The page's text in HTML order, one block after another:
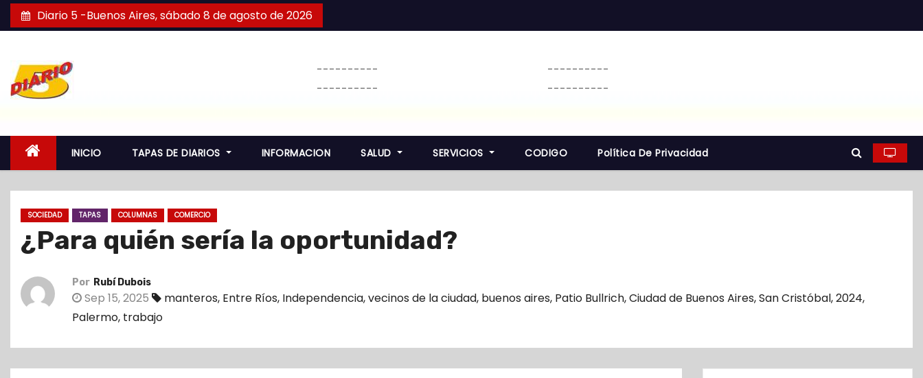
a
Diario 5 -Buenos Aires, sábado 8 de agosto de 2026
----------
----------
----------
----------
INICIO TAPAS DE DIARIOS INFORMACION SALUD SERVICIOS CODIGO Política De Privacidad
SOCIEDAD TAPAS COLUMNAS COMERCIO
¿Para quién sería la oportunidad?
Por Rubí Dubois
Sep 15, 2025 manteros, Entre Ríos, Independencia,vecinos de la ciudad, buenos aires, Patio Bullrich,Ciudad de Buenos Aires,San Cristóbal,2024,
Palermo, trabajo